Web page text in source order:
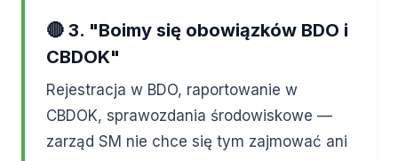
🔴 3. "Boimy się obowiązków BDO i
CBDOK"
Rejestracja w BDO, raportowanie w
CBDOK, sprawozdania środowiskowe —
zarząd SM nie chce się tym zajmować ani